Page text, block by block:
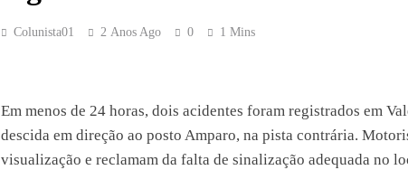
Colunista01 2 Anos Ago 0 1 Mins
Em menos de 24 horas, dois acidentes foram registrados em
descida em direção ao posto Amparo, na pista contrária.
visualização e reclamam da falta de sinalização adequada no